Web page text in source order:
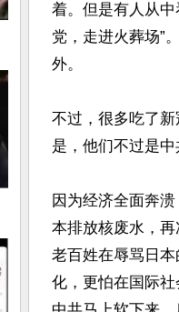
着。但是有人从
党，走进火葬场”
外。
不过，很多吃了
是，他们不过是中
因为经济全面奔
本排放核废水，
老百姓在辱骂日
化，更怕在国际